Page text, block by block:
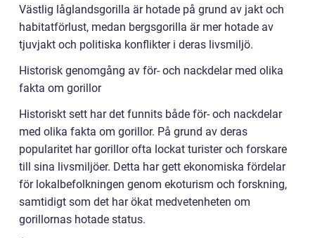
Västlig låglandsgorilla är hotade på grund av jakt och
habitatförlust, medan bergsgorilla är mer hotade av
tjuvjakt och politiska konflikter i deras livsmiljö.
Historisk genomgång av för- och nackdelar med olika
fakta om gorillor
Historiskt sett har det funnits både för- och nackdelar
med olika fakta om gorillor. På grund av deras
popularitet har gorillor ofta lockat turister och forskare
till sina livsmiljöer. Detta har gett ekonomiska fördelar
för lokalbefolkningen genom ekoturism och forskning,
samtidigt som det har ökat medvetenheten om
gorillornas hotade status.